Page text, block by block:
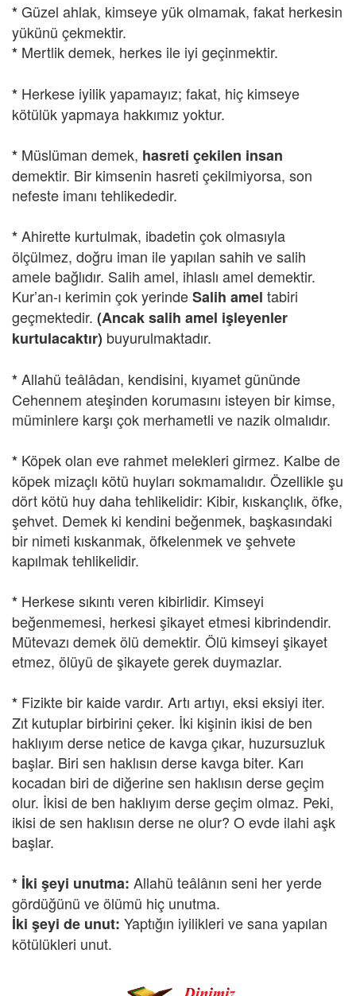
*Güzel ahlak, kimseye yük olmamak, fakat herkesin
yükünü çekmektir.
* Mertlik demek, herkes ile iyi geçinmektir.
* Herkese iyilik yapamayız; fakat, hiç kimseye
kötülük yapmaya hakkımız yoktur.
* Müslüman demek, hasreti çekilen insan
demektir. Bir kimsenin hasreti çekilmiyorsa, son
nefeste imanı tehlikededir.
*Ahirette kurtulmak, ibadetin çok olmasıyla
ölçülmez, doğru iman ile yapılan sahih ve salih
amele bağlıdır. Salih amel, ihlaslı amel demektir.
Kur’an-ı kerimin çok yerindeSalih amel tabiri
geçmektedir. (Ancak salih amel işleyenler
kurtulacaktır) buyurulmaktadır.
*Allahü teâlâdan, kendisini, kıyamet gününde
Cehennem ateşinden korumasını isteyen bir kimse,
müminlere karşı çok merhametli ve nazik olmalıdır.
* Köpek olan eve rahmet melekleri girmez. Kalbe de
köpek mizaçlı kötü huyları sokmamalıdır. Özellikle şu
dört kötü huy daha tehlikelidir: Kibir, kıskançlık, öfke,
şehvet. Demek ki kendini beğenmek, başkasındaki
bir nimeti kıskanmak, öfkelenmek ve şehvete
kapılmak tehlikelidir.
* Herkese sıkıntı veren kibirlidir. Kimseyi
beğenmemesi, herkesi şikayet etmesi kibrindendir.
Mütevazı demek ölü demektir. Ölü kimseyi şikayet
etmez, ölüyü de şikayete gerek duymazlar.
* Fizikte bir kaide vardır. Artı artıyı, eksi eksiyi iter.
Zıt kutuplar birbirini çeker. İki kişinin ikisi de ben
haklıyım derse netice de kavga çıkar, huzursuzluk
başlar. Biri sen haklısın derse kavga biter. Karı
kocadan biri de diğerine sen haklısın derse geçim
olur. İkisi de ben haklıyım derse geçim olmaz. Peki,
ikisi de sen haklısın derse ne olur? O evde ilahi aşk
başlar.
* İki şeyi unutma: Allahü teâlânın seni her yerde
gördüğünü ve ölümü hiç unutma.
İki şeyi de unut: Yaptığın iyilikleri ve sana yapılan
kötülükleri unut.